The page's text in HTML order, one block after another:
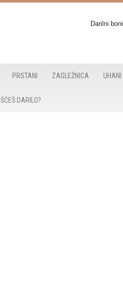
Darilni boni
PRSTANI ZAGLEŽNICA UHANI
IŠČEŠ DARILO?